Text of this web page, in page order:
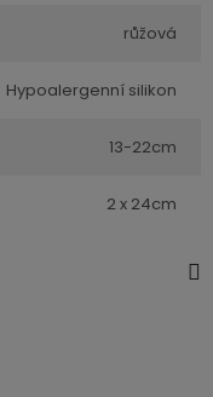
růžová
Hypoalergenní silikon
13-22cm
2 x 24cm